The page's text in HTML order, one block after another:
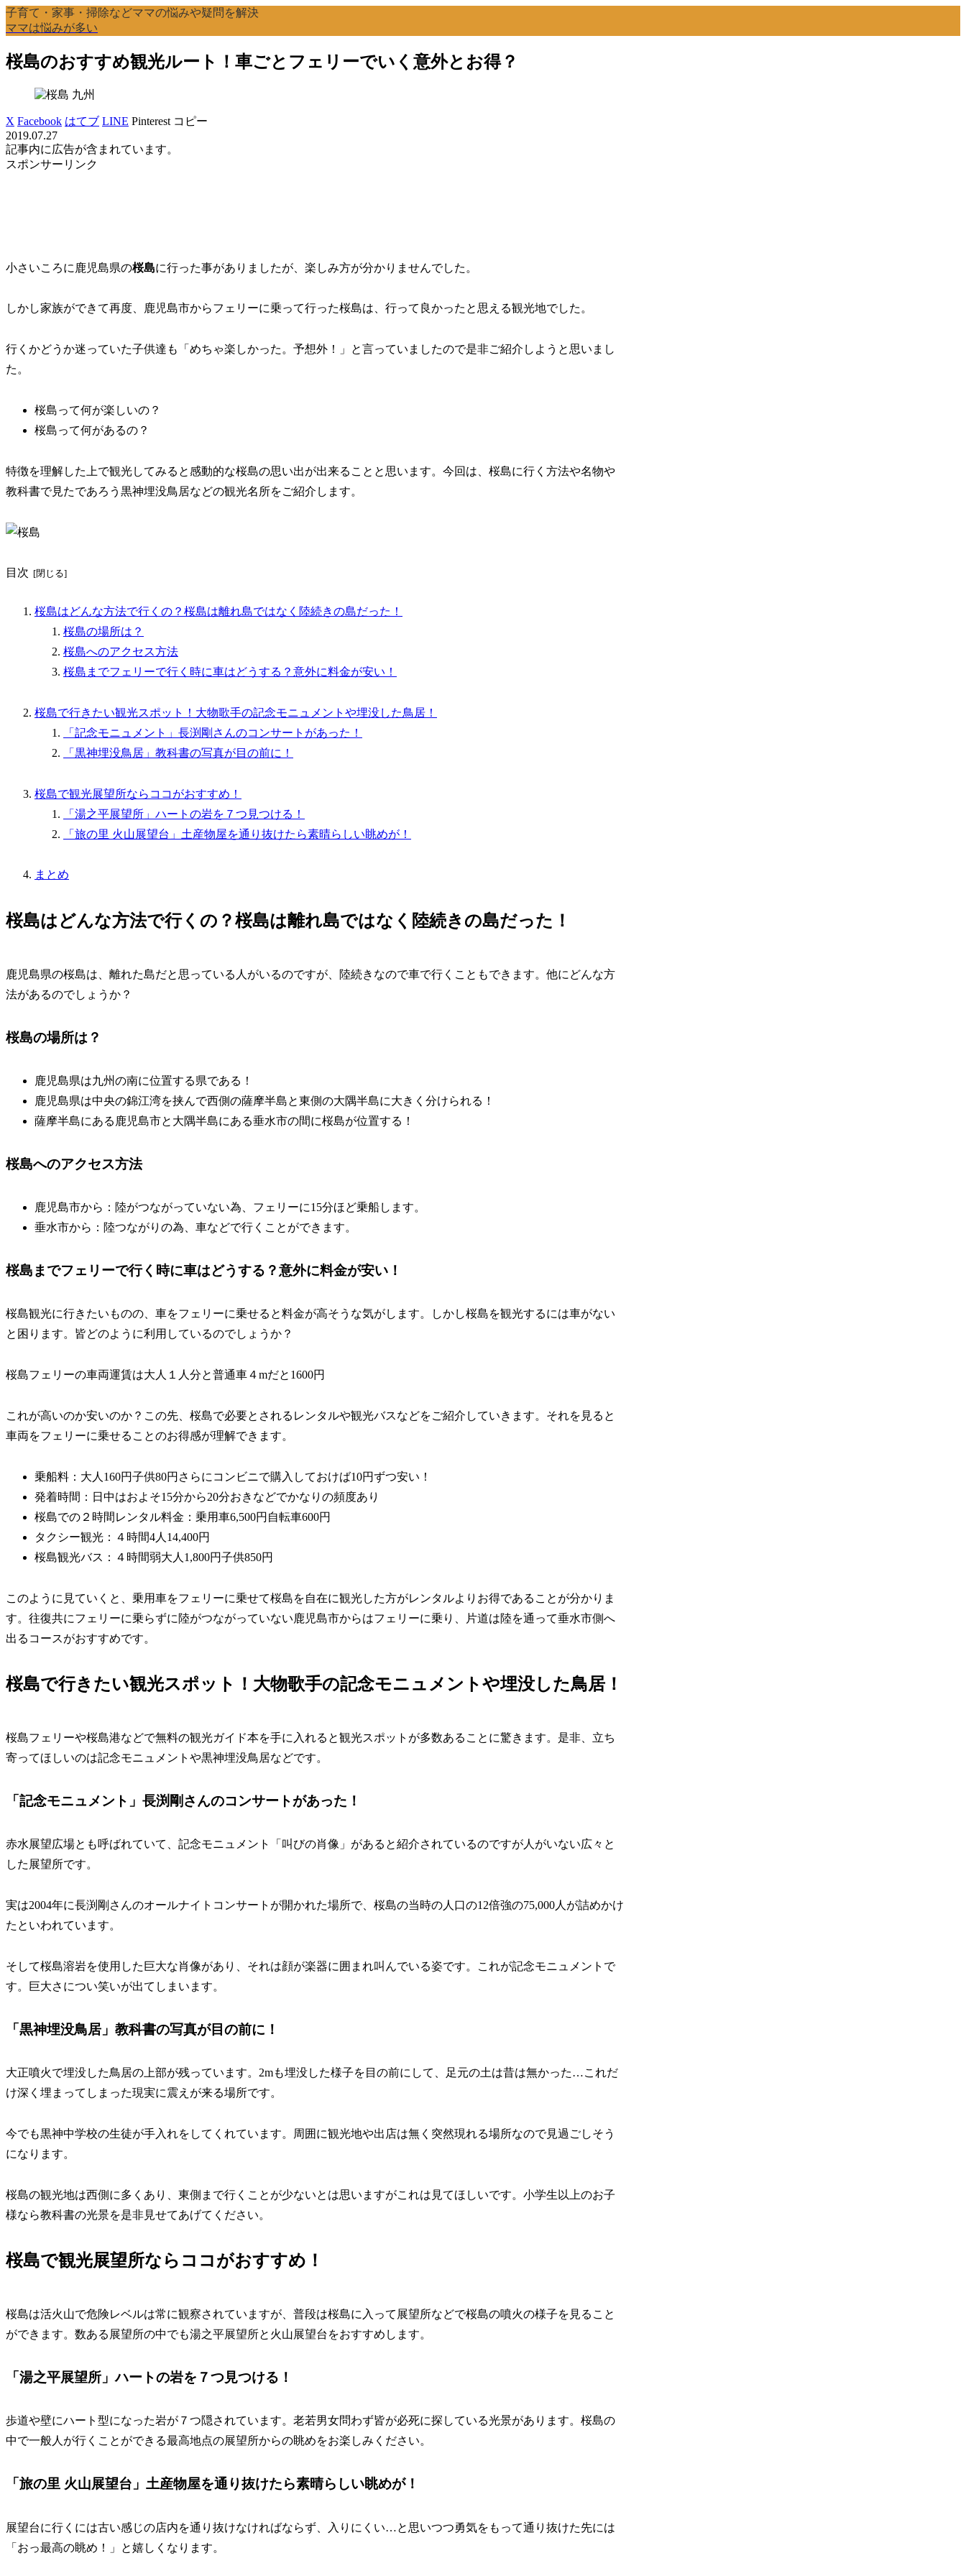
子育て・家事・掃除などママの悩みや疑問を解決
ママは悩みが多い
桜島のおすすめ観光ルート！車ごとフェリーでいく意外とお得？
九州
X Facebook はてブ LINE Pinterest コピー
2019.07.27
記事内に広告が含まれています。
スポンサーリンク
小さいころに鹿児島県の桜島に行った事がありましたが、楽しみ方が分かりませんでした。
しかし家族ができて再度、鹿児島市からフェリーに乗って行った桜島は、行って良かったと思える観光地でした。
行くかどうか迷っていた子供達も「めちゃ楽しかった。予想外！」と言っていましたので是非ご紹介しようと思いまし
た。
桜島って何が楽しいの？
桜島って何があるの？
特徴を理解した上で観光してみると感動的な桜島の思い出が出来ることと思います。今回は、桜島に行く方法や名物や
教科書で見たであろう黒神埋没鳥居などの観光名所をご紹介します。
目次
桜島はどんな方法で行くの？桜島は離れ島ではなく陸続きの島だった！
桜島の場所は？
桜島へのアクセス方法
桜島までフェリーで行く時に車はどうする？意外に料金が安い！
桜島で行きたい観光スポット！大物歌手の記念モニュメントや埋没した鳥居！
「記念モニュメント」長渕剛さんのコンサートがあった！
「黒神埋没鳥居」教科書の写真が目の前に！
桜島で観光展望所ならココがおすすめ！
「湯之平展望所」ハートの岩を７つ見つける！
「旅の里 火山展望台」土産物屋を通り抜けたら素晴らしい眺めが！
まとめ
桜島はどんな方法で行くの？桜島は離れ島ではなく陸続きの島だった！
鹿児島県の桜島は、離れた島だと思っている人がいるのですが、陸続きなので車で行くこともできます。他にどんな方
法があるのでしょうか？
桜島の場所は？
鹿児島県は九州の南に位置する県である！
鹿児島県は中央の錦江湾を挟んで西側の薩摩半島と東側の大隅半島に大きく分けられる！
薩摩半島にある鹿児島市と大隅半島にある垂水市の間に桜島が位置する！
桜島へのアクセス方法
鹿児島市から：陸がつながっていない為、フェリーに15分ほど乗船します。
垂水市から：陸つながりの為、車などで行くことができます。
桜島までフェリーで行く時に車はどうする？意外に料金が安い！
桜島観光に行きたいものの、車をフェリーに乗せると料金が高そうな気がします。しかし桜島を観光するには車がない
と困ります。皆どのように利用しているのでしょうか？
桜島フェリーの車両運賃は大人１人分と普通車４mだと1600円
これが高いのか安いのか？この先、桜島で必要とされるレンタルや観光バスなどをご紹介していきます。それを見ると
車両をフェリーに乗せることのお得感が理解できます。
乗船料：大人160円子供80円さらにコンビニで購入しておけば10円ずつ安い！
発着時間：日中はおよそ15分から20分おきなどでかなりの頻度あり
桜島での２時間レンタル料金：乗用車6,500円自転車600円
タクシー観光：４時間4人14,400円
桜島観光バス：４時間弱大人1,800円子供850円
このように見ていくと、乗用車をフェリーに乗せて桜島を自在に観光した方がレンタルよりお得であることが分かりま
す。往復共にフェリーに乗らずに陸がつながっていない鹿児島市からはフェリーに乗り、片道は陸を通って垂水市側へ
出るコースがおすすめです。
桜島で行きたい観光スポット！大物歌手の記念モニュメントや埋没した鳥居！
桜島フェリーや桜島港などで無料の観光ガイド本を手に入れると観光スポットが多数あることに驚きます。是非、立ち
寄ってほしいのは記念モニュメントや黒神埋没鳥居などです。
「記念モニュメント」長渕剛さんのコンサートがあった！
赤水展望広場とも呼ばれていて、記念モニュメント「叫びの肖像」があると紹介されているのですが人がいない広々と
した展望所です。
実は2004年に長渕剛さんのオールナイトコンサートが開かれた場所で、桜島の当時の人口の12倍強の75,000人が詰めかけ
たといわれています。
そして桜島溶岩を使用した巨大な肖像があり、それは顔が楽器に囲まれ叫んでいる姿です。これが記念モニュメントで
す。巨大さについ笑いが出てしまいます。
「黒神埋没鳥居」教科書の写真が目の前に！
大正噴火で埋没した鳥居の上部が残っています。2mも埋没した様子を目の前にして、足元の土は昔は無かった…これだ
け深く埋まってしまった現実に震えが来る場所です。
今でも黒神中学校の生徒が手入れをしてくれています。周囲に観光地や出店は無く突然現れる場所なので見過ごしそう
になります。
桜島の観光地は西側に多くあり、東側まで行くことが少ないとは思いますがこれは見てほしいです。小学生以上のお子
様なら教科書の光景を是非見せてあげてください。
桜島で観光展望所ならココがおすすめ！
桜島は活火山で危険レベルは常に観察されていますが、普段は桜島に入って展望所などで桜島の噴火の様子を見ること
ができます。数ある展望所の中でも湯之平展望所と火山展望台をおすすめします。
「湯之平展望所」ハートの岩を７つ見つける！
歩道や壁にハート型になった岩が７つ隠されています。老若男女問わず皆が必死に探している光景があります。桜島の
中で一般人が行くことができる最高地点の展望所からの眺めをお楽しみください。
「旅の里 火山展望台」土産物屋を通り抜けたら素晴らしい眺めが！
展望台に行くには古い感じの店内を通り抜けなければならず、入りにくい…と思いつつ勇気をもって通り抜けた先には
「おっ最高の眺め！」と嬉しくなります。